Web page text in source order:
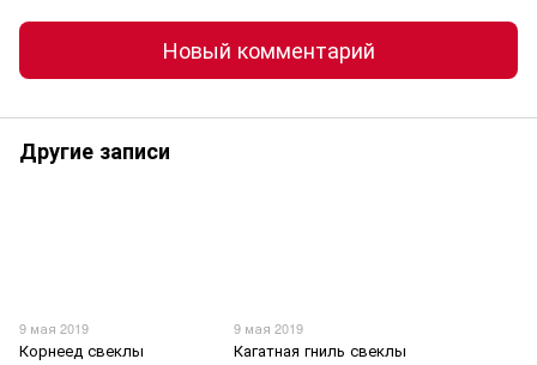
Новый комментарий
Другие записи
9 мая 2019
Корнеед свеклы
9 мая 2019
Кагатная гниль свеклы